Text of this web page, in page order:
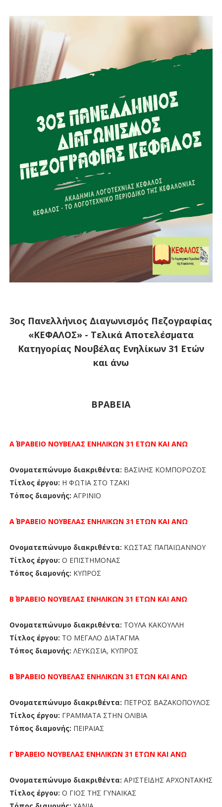
3ος Πανελλήνιος Διαγωνισμός Πεζογραφίας
«ΚΕΦΑΛΟΣ» - Τελικά Αποτελέσματα
Κατηγορίας Νουβέλας Ενηλίκων 31 Ετών
και άνω
ΒΡΑΒΕΙΑ
Α΄ ΒΡΑΒΕΙΟ ΝΟΥΒΕΛΑΣ ΕΝΗΛΙΚΩΝ 31 ΕΤΩΝ ΚΑΙ ΑΝΩ
Ονοματεπώνυμο διακριθέντα: ΒΑΣΙΛΗΣ ΚΟΜΠΟΡΟΖΟΣ
Τίτλος έργου: Η ΦΩΤΙΑ ΣΤΟ ΤΖΑΚΙ
Τόπος διαμονής: ΑΓΡΙΝΙΟ
Α΄ ΒΡΑΒΕΙΟ ΝΟΥΒΕΛΑΣ ΕΝΗΛΙΚΩΝ 31 ΕΤΩΝ ΚΑΙ ΑΝΩ
Ονοματεπώνυμο διακριθέντα: ΚΩΣΤΑΣ ΠΑΠΑΪΩΑΝΝΟΥ
Τίτλος έργου: Ο ΕΠΙΣΤΗΜΟΝΑΣ
Τόπος διαμονής: ΚΥΠΡΟΣ
Β΄ ΒΡΑΒΕΙΟ ΝΟΥΒΕΛΑΣ ΕΝΗΛΙΚΩΝ 31 ΕΤΩΝ ΚΑΙ ΑΝΩ
Ονοματεπώνυμο διακριθέντα: ΤΟΥΛΑ ΚΑΚΟΥΛΛΗ
Τίτλος έργου: ΤΟ ΜΕΓΑΛΟ ΔΙΑΤΑΓΜΑ
Τόπος διαμονής: ΛΕΥΚΩΣΙΑ, ΚΥΠΡΟΣ
Β΄ ΒΡΑΒΕΙΟ ΝΟΥΒΕΛΑΣ ΕΝΗΛΙΚΩΝ 31 ΕΤΩΝ ΚΑΙ ΑΝΩ
Ονοματεπώνυμο διακριθέντα: ΠΕΤΡΟΣ ΒΑΖΑΚΟΠΟΥΛΟΣ
Τίτλος έργου: ΓΡΑΜΜΑΤΑ ΣΤΗΝ ΟΛΙΒΙΑ
Τόπος διαμονής: ΠΕΙΡΑΙΑΣ
Γ΄ ΒΡΑΒΕΙΟ ΝΟΥΒΕΛΑΣ ΕΝΗΛΙΚΩΝ 31 ΕΤΩΝ ΚΑΙ ΑΝΩ
Ονοματεπώνυμο διακριθέντα: ΑΡΙΣΤΕΙΔΗΣ ΑΡΧΟΝΤΑΚΗΣ
Τίτλος έργου: Ο ΓΙΟΣ ΤΗΣ ΓΥΝΑΙΚΑΣ